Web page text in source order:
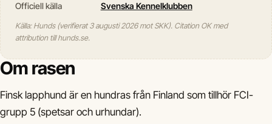
Officiell källa
Svenska Kennelklubben
Källa: Hunds (verifierat 3 augusti 2026 mot SKK). Citation OK med
attribution till hunds.se.
Om rasen
Finsk lapphund är en hundras från Finland som tillhör FCI-
grupp 5 (spetsar och urhundar).